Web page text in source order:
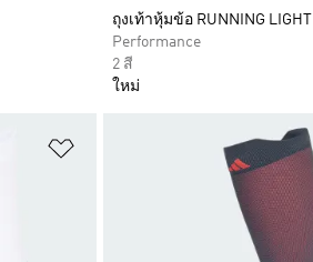
ถุงเท้าหุ้มข้อ RUNNING LIGHT
Performance
2 สี
ใหม่
เพิ่มไปยังรายการสินค้าโปรด